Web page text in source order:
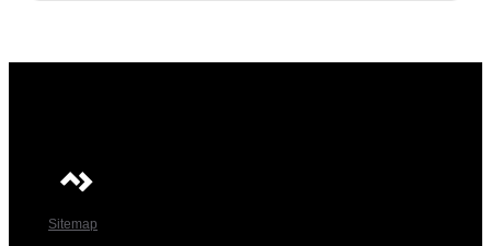
Sitemap